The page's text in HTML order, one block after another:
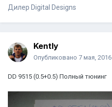
Дилер Digital Designs
Kently
Опубликовано 7 мая, 2016
DD 9515 (0.5+0.5) Полный тюнинг